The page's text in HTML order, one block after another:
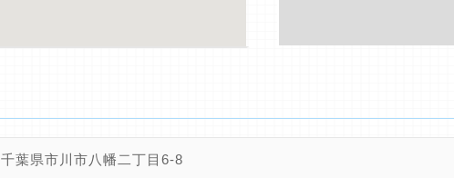
千葉県市川市八幡二丁目6-8